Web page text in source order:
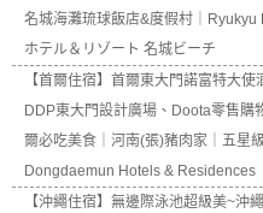
名城海灘琉球飯店&度假村｜
ホテル＆リゾート 名城ビーチ
【首爾住宿】首爾東大門諾富特大
DDP東大門設計廣場、Doota零售
爾必吃美食｜河南(張)豬肉家｜五星
Dongdaemun Hotels & Residences
【沖繩住宿】無邊際泳池超級美~